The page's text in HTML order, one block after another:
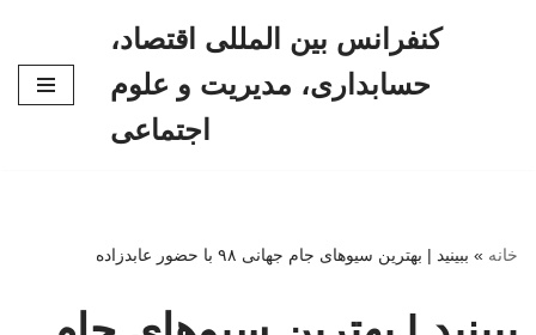
کنفرانس بین المللی اقتصاد،
حسابداری، مدیریت و علوم
اجتماعی
خانه » ببینید | بهترین سیوهای جام جهانی ۹۸ با حضور عابدزاده